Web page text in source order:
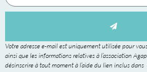
Votre adresse e-mail est uniquement utilisée pour
ainsi que les informations relatives à l’association
désinscrire à tout moment à l’aide du lien inclus dans